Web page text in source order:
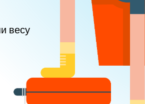
весу